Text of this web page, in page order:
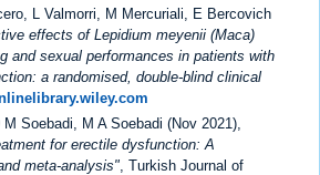
L Valmorri, M Mercuriali, E Bercovich
effects of Lepidium meyenii (Maca)
and sexual performances in patients with
a randomised, double-blind clinical
Soebadi, M A Soebadi (Nov 2021),
for erectile dysfunction: A
meta-analysis" , Turkish Journal of